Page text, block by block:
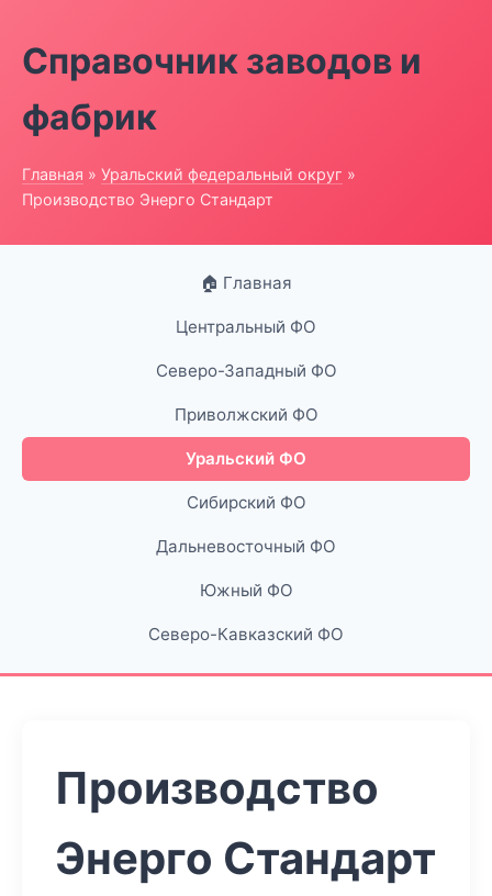
Справочник заводов и
фабрик
Главная » Уральский федеральный округ »
Производство Энерго Стандарт
🏠 Главная
Центральный ФО
Северо-Западный ФО
Приволжский ФО
Уральский ФО
Сибирский ФО
Дальневосточный ФО
Южный ФО
Северо-Кавказский ФО
Производство
Энерго Стандарт